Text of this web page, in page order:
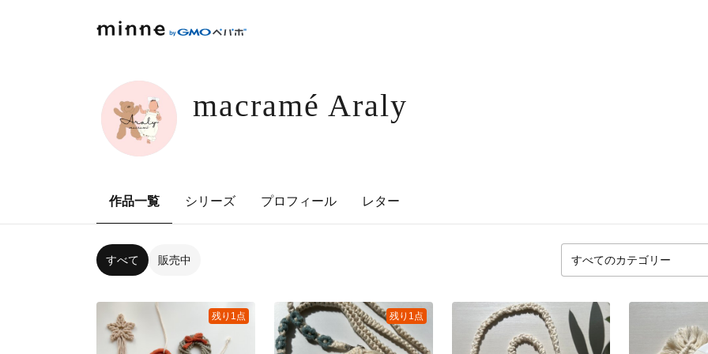
macramé Araly
作品一覧 シリーズ プロフィール レター
すべて 販売中
残り1点 残り1点